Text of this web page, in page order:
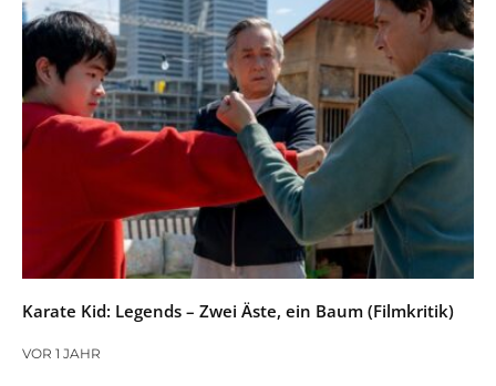
Karate Kid: Legends – Zwei Äste, ein Baum (Filmkritik)
VOR 1 JAHR